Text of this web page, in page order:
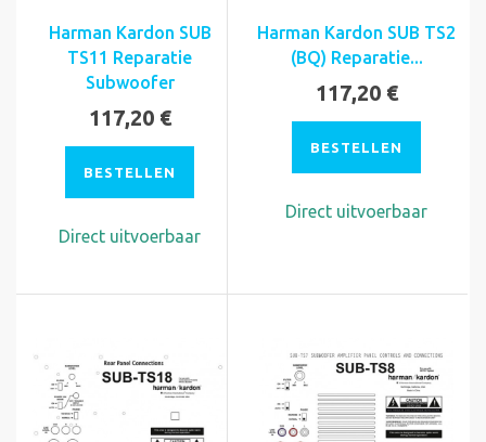
Harman Kardon SUB
TS11 Reparatie
Subwoofer
117,20 €
BESTELLEN
Direct uitvoerbaar
Harman Kardon SUB TS2
(BQ) Reparatie...
117,20 €
BESTELLEN
Direct uitvoerbaar